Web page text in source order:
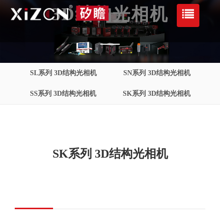
3D结构光相机
SL系列 3D结构光相机 SN系列 3D结构光相机
SS系列 3D结构光相机 SK系列 3D结构光相机
SK系列 3D结构光相机